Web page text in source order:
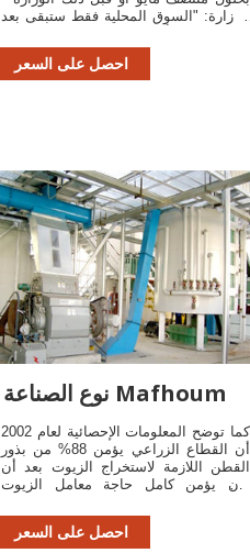
الوزارة: "السوق المحلية فقط ستبقى بعد
بقلم بولينا ديفيت موسكو (رويترز) قال
احصل على السعر
نوع الصناعة Mafhoum
كما توضح المعلومات الإحصائية لعام 2002
أن القطاع الزراعي يؤمن 88% من بذور
القطن اللازمة لاستخراج الزيوت بعد أن
كان يؤمن كامل حاجة معامل الزيوت
كما يؤمن القطاع الزراعي حاجة معامل
احصل على السعر